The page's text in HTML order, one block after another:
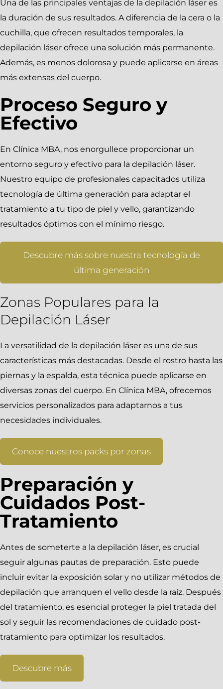
Una de las principales ventajas de la depilación láser es
la duración de sus resultados. A diferencia de la cera o la
cuchilla, que ofrecen resultados temporales, la
depilación láser ofrece una solución más permanente.
Además, es menos dolorosa y puede aplicarse en áreas
más extensas del cuerpo.
Proceso Seguro y
Efectivo
En Clínica MBA, nos enorgullece proporcionar un
entorno seguro y efectivo para la depilación láser.
Nuestro equipo de profesionales capacitados utiliza
tecnología de última generación para adaptar el
tratamiento a tu tipo de piel y vello, garantizando
resultados óptimos con el mínimo riesgo.
Descubre más sobre nuestra tecnología de
última generación
Zonas Populares para la
Depilación Láser
La versatilidad de la depilación láser es una de sus
características más destacadas. Desde el rostro hasta las
piernas y la espalda, esta técnica puede aplicarse en
diversas zonas del cuerpo. En Clínica MBA, ofrecemos
servicios personalizados para adaptarnos a tus
necesidades individuales.
Conoce nuestros packs por zonas
Preparación y
Cuidados Post-
Tratamiento
Antes de someterte a la depilación láser, es crucial
seguir algunas pautas de preparación. Esto puede
incluir evitar la exposición solar y no utilizar métodos de
depilación que arranquen el vello desde la raíz. Después
del tratamiento, es esencial proteger la piel tratada del
sol y seguir las recomendaciones de cuidado post-
tratamiento para optimizar los resultados.
Descubre más